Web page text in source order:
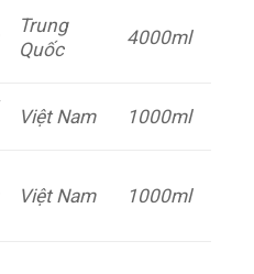
Trung
Quốc
4000ml
Việt Nam 1000ml
Việt Nam 1000ml